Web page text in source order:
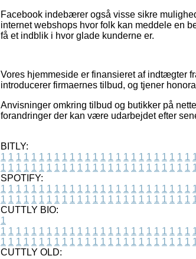
Facebook indebærer også visse sikre
internet webshops hvor folk kan meddele en
få et indblik i hvor glade kunderne er.
Vores hjemmeside er finansieret af indtægter
introducerer firmaernes tilbud, og tjener
Anvisninger omkring tilbud og butikker på
forandringer der kan være udarbejdet efter
BITLY:
1 1 1 1 1 1 1 1 1 1 1 1 1 1 1 1 1 1 1 1 1 1 1 1 1
1 1 1 1 1 1 1 1 1 1 1 1 1 1 1 1 1 1 1 1 1 1 1 1 1
SPOTIFY:
1 1 1 1 1 1 1 1 1 1 1 1 1 1 1 1 1 1 1 1 1 1 1 1 1
1 1 1 1 1 1 1 1 1 1 1 1 1 1 1 1 1 1 1 1 1 1 1 1 1
CUTTLY BIO:
1
1 1 1 1 1 1 1 1 1 1 1 1 1 1 1 1 1 1 1 1 1 1 1 1 1
1 1 1 1 1 1 1 1 1 1 1 1 1 1 1 1 1 1 1 1 1 1 1 1 1
CUTTLY OLD: